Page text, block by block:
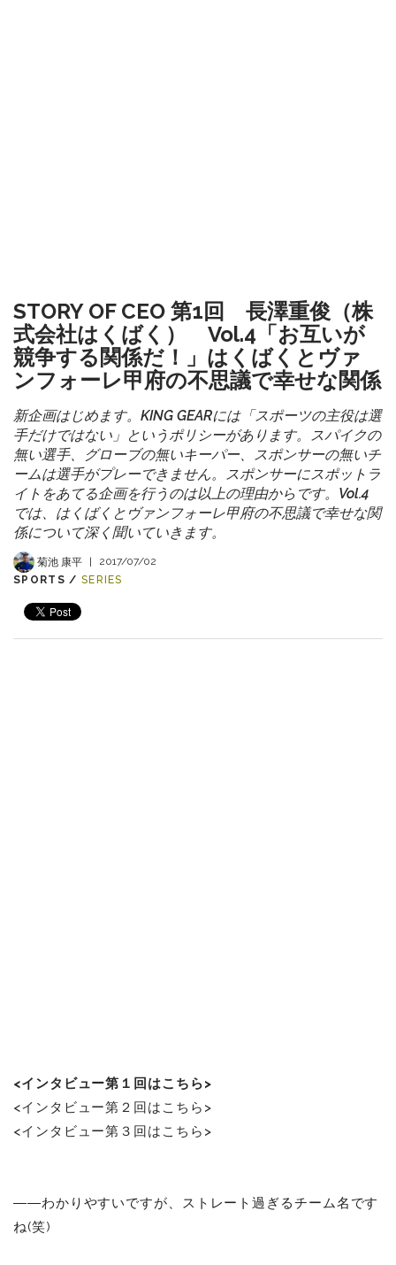
STORY OF CEO 第1回 長澤重俊（株
式会社はくばく） Vol.4「お互いが
競争する関係だ！」はくばくとヴァ
ンフォーレ甲府の不思議で幸せな関係
新企画はじめます。KING GEARには「スポーツの主役は選
手だけではない」というポリシーがあります。スパイクの
無い選手、グローブの無いキーパー、スポンサーの無いチ
ームは選手がプレーできません。スポンサーにスポットラ
イトをあてる企画を行うのは以上の理由からです。Vol.4
では、はくばくとヴァンフォーレ甲府の不思議で幸せな関
係について深く聞いていきます。
菊池 康平 |
2017/07/02
SPORTS / SERIES
<インタビュー第１回はこちら>
<インタビュー第２回はこちら>
<インタビュー第３回はこちら>
――わかりやすいですが、ストレート過ぎるチーム名です
ね(笑)